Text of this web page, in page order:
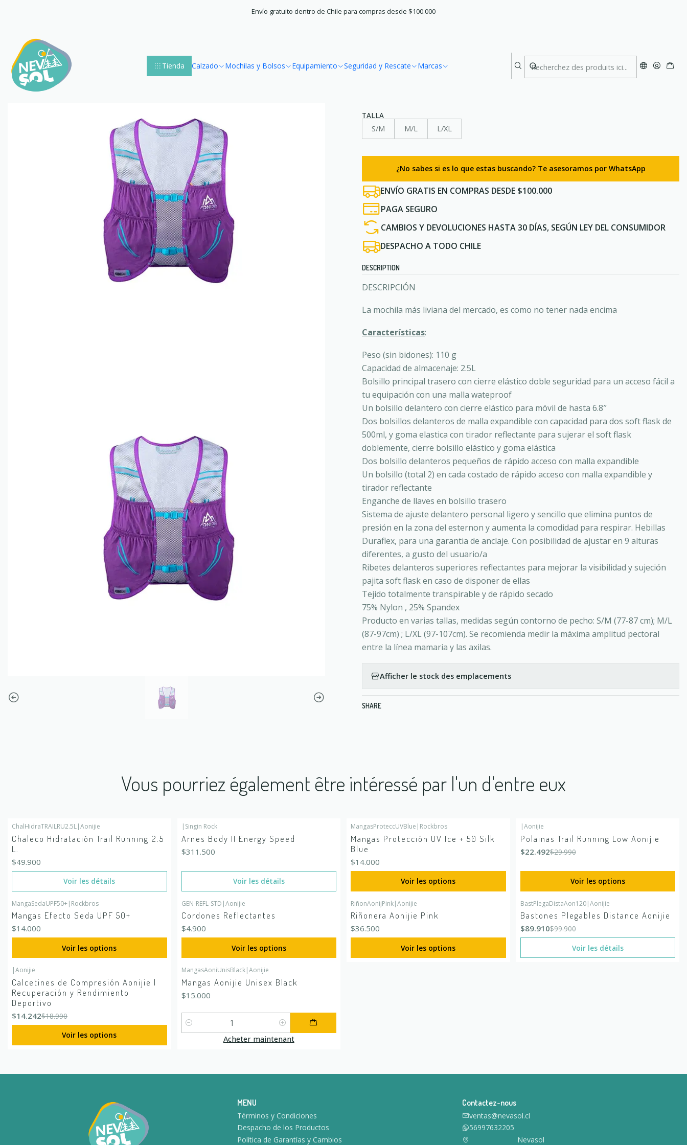
Tienda Calzado Mochilas y Bolsos Equipamiento Seguridad y Rescate Marcas
Envío gratuito dentro de Chile para compras desde $100.000
Running y Trail Running Chalecos y Mochilas Chaleco Hidratación Trail Running 2.5 L. Purple
Chaleco Hidratación Trail Running 2.5 L.
TALLA
S/M
M/L L/XL
¿No sabes si es lo que estas buscando? Te asesoramos por WhatsApp
ENVÍO GRATIS EN COMPRAS DESDE $100.000
PAGA SEGURO
CAMBIOS Y DEVOLUCIONES HASTA 30 DÍAS, SEGÚN LEY DEL CONSUMIDOR
DESPACHO A TODO CHILE
DESCRIPTION
DESCRIPCIÓN
La mochila más liviana del mercado, es como no tener nada encima
Características:
Peso (sin bidones): 110 g
Capacidad de almacenaje: 2.5L
Bolsillo principal trasero con cierre elástico doble seguridad para un acceso fácil a
tu equipación con una malla wateproof
Un bolsillo delantero con cierre elástico para móvil de hasta 6.8″
Dos bolsillos delanteros de malla expandible con capacidad para dos soft flask de
500ml, y goma elastica con tirador reflectante para sujerar el soft flask
doblemente, cierre bolsillo elástico y goma elástica
Dos bolsillo delanteros pequeños de rápido acceso con malla expandible
Un bolsillo (total 2) en cada costado de rápido acceso con malla expandible y
tirador reflectante
Enganche de llaves en bolsillo trasero
Sistema de ajuste delantero personal ligero y sencillo que elimina puntos de
presión en la zona del esternon y aumenta la comodidad para respirar. Hebillas
Duraflex, para una garantia de anclaje. Con posibilidad de ajustar en 9 alturas
diferentes, a gusto del usuario/a
Ribetes delanteros superiores reflectantes para mejorar la visibilidad y sujeción
pajita soft flask en caso de disponer de ellas
Tejido totalmente transpirable y de rápido secado
75% Nylon , 25% Spandex
Producto en varias tallas, medidas según contorno de pecho: S/M (77-87 cm); M/L
(87-97cm) ; L/XL (97-107cm). Se recomienda medir la máxima amplitud pectoral
entre la línea mamaria y las axilas.
Afficher le stock des emplacements
SHARE
Vous pourriez également être intéressé par l'un d'entre eux
ChalHidraTRAILRU2.5L|Aonijie
Chaleco Hidratación Trail Running 2.5
L.
$49.900
Voir les détails
En rupture de stock
| Singin Rock
Arnes Body II Energy Speed
$311.500
Voir les détails
MangasProteccUVBlue | Rockbros
Mangas Protección UV Ice + 50 Silk
Blue
$14.000
Voir les options
-25%
|Aonijie
Polainas Trail Running Low Aonijie
$22.492$29.990
Voir les options
MangaSedaUPF50+| Rockbros
Mangas Efecto Seda UPF 50+
$14.000
Voir les options
GEN-REFL-STD |Aonijie
Cordones Reflectantes
$4.900
Voir les options
RiñonAonijPink|Aonijie
Riñonera Aonijie Pink
$36.500
Voir les options
-10%DÉSACTIVÉ
En rupture de stock
BastPlegaDistaAon120|Aonijie
Bastones Plegables Distance Aonijie
$89.910$99.900
Voir les détails
-25%
|Aonijie
Calcetines de Compresión Aonijie |
Recuperación y Rendimiento
Deportivo
$14.242$18.990
Voir les options
MangasAoniUnisBlack|Aonijie
Mangas Aonijie Unisex Black
$15.000
Quantité
Acheter maintenant
MENU
Términos y Condiciones
Despacho de los Productos
Política de Garantías y Cambios
Contactez-nous
ventas@nevasol.cl
56997632205
Nevasol